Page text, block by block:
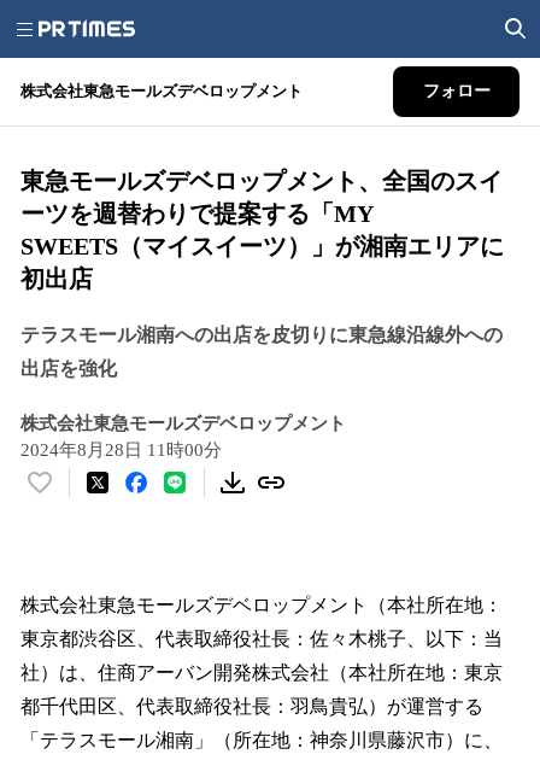
株式会社東急モールズデベロップメント フォロー
東急モールズデベロップメント、全国のスイ
ーツを週替わりで提案する「MY
SWEETS（マイスイーツ）」が湘南エリアに
初出店
テラスモール湘南への出店を皮切りに東急線沿線外への
出店を強化
株式会社東急モールズデベロップメント
2024年8月28日 11時00分
い
数
を
読
み
込
み
中
株式会社東急モールズデベロップメント（本社所在地：
東京都渋谷区、代表取締役社長：佐々木桃子、以下：当
社）は、住商アーバン開発株式会社（本社所在地：東京
都千代田区、代表取締役社長：羽鳥貴弘）が運営する
「テラスモール湘南」（所在地：神奈川県藤沢市）に、